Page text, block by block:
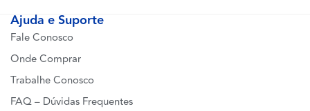
Ajuda e Suporte
Fale Conosco
Onde Comprar
Trabalhe Conosco
FAQ – Dúvidas Frequentes